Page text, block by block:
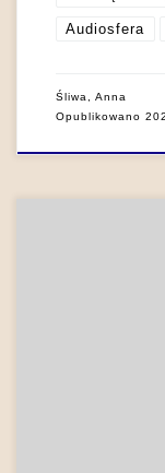
Audiosfera
Śliwa, Anna
Opublikowano